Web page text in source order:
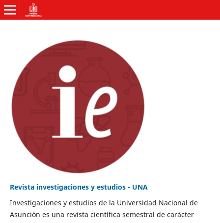
Revista investigaciones y estudios - UNA
Investigaciones y estudios de la Universidad Nacional de
Asunción es una revista científica semestral de carácter